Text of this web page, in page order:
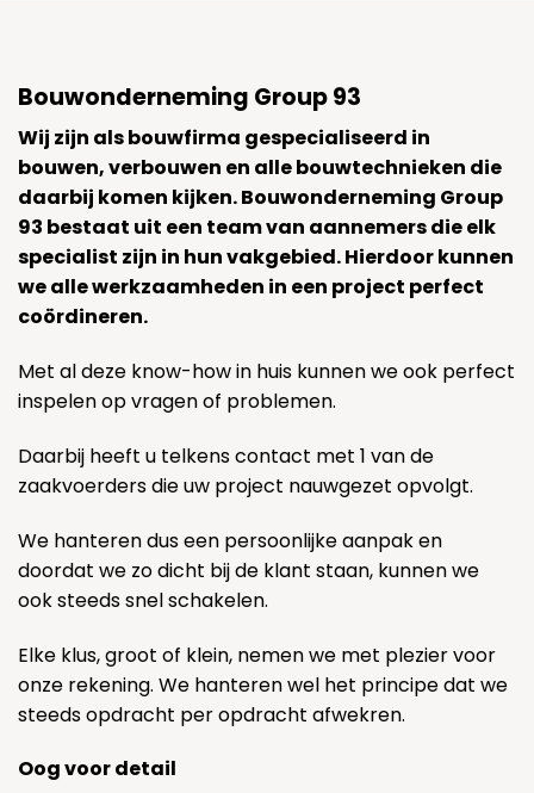
Bouwonderneming Group 93
Wij zijn als bouwfirma gespecialiseerd in
bouwen, verbouwen en alle bouwtechnieken die
daarbij komen kijken. Bouwonderneming Group
93 bestaat uit een team van aannemers die elk
specialist zijn in hun vakgebied. Hierdoor kunnen
we alle werkzaamheden in een project perfect
coördineren.
Met al deze know-how in huis kunnen we ook perfect
inspelen op vragen of problemen.
Daarbij heeft u telkens contact met 1 van de
zaakvoerders die uw project nauwgezet opvolgt.
We hanteren dus een persoonlijke aanpak en
doordat we zo dicht bij de klant staan, kunnen we
ook steeds snel schakelen.
Elke klus, groot of klein, nemen we met plezier voor
onze rekening. We hanteren wel het principe dat we
steeds opdracht per opdracht afwekren.
Oog voor detail